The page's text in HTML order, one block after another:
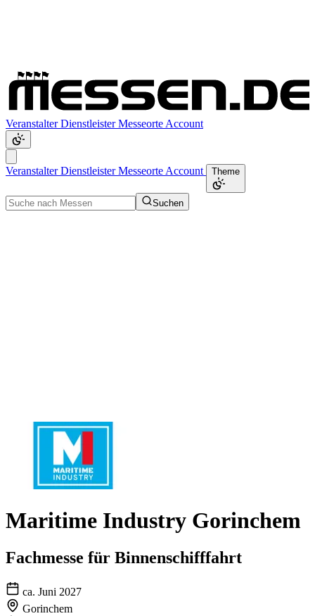
VeranstalterDienstleisterMesseorte Account
VeranstalterDienstleisterMesseorte Account Theme
Suchen
Maritime Industry Gorinchem
Fachmesse für Binnenschifffahrt
ca. Juni 2027
Gorinchem